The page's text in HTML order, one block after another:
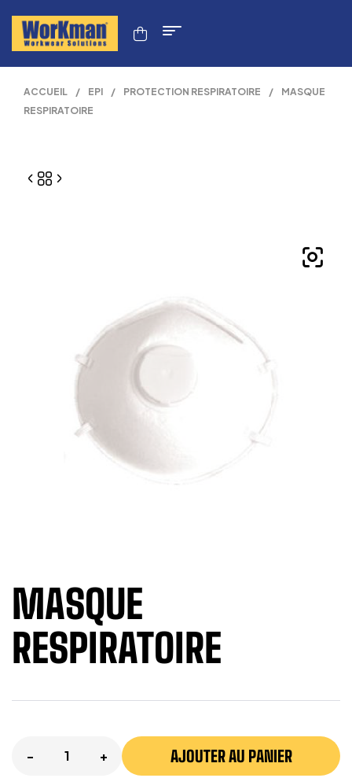
ACCUEIL / EPI / PROTECTION RESPIRATOIRE /
MASQUE
RESPIRATOIRE
MASQUE
RESPIRATOIRE
- + AJOUTER AU PANIER